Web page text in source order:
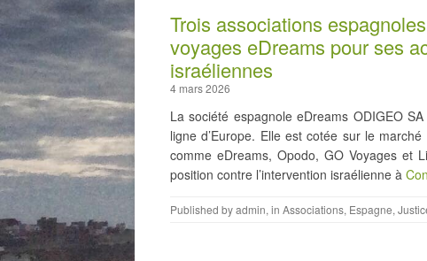
Trois associations
voyages eDreams pour ses
israéliennes
4 mars 2026
La société espagnole eDreams ODIGEO
ligne d’Europe. Elle est cotée sur le
comme eDreams, Opodo, GO Voyages et
position contre l’intervention israélienne à
Published byadmin, in Associations, Espagne,